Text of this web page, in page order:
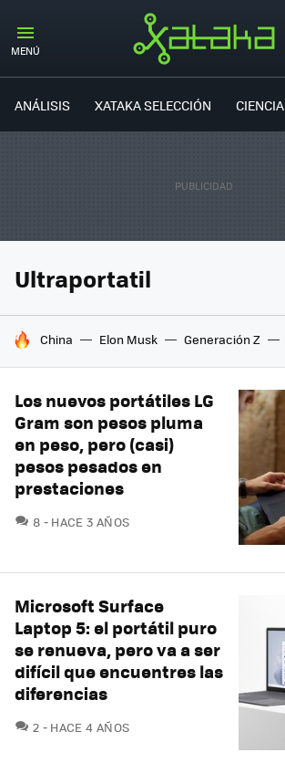
MENÚ
ANÁLISIS XATAKA SELECCIÓN CIENCIA
Ultraportatil
HOY SE HABLA DE
China Elon Musk Generación Z
Los nuevos portátiles LG
Gram son pesos pluma
en peso, pero (casi)
pesos pesados en
prestaciones
8 COMENTARIOS
HACE 3 AÑOS
Microsoft Surface
Laptop 5: el portátil puro
se renueva, pero va a ser
difícil que encuentres las
diferencias
2 COMENTARIOS
HACE 4 AÑOS